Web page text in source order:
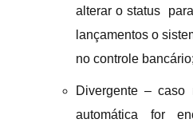
alterar o status para
lançamentos o
no controle bancário;
Divergente – caso
automática for